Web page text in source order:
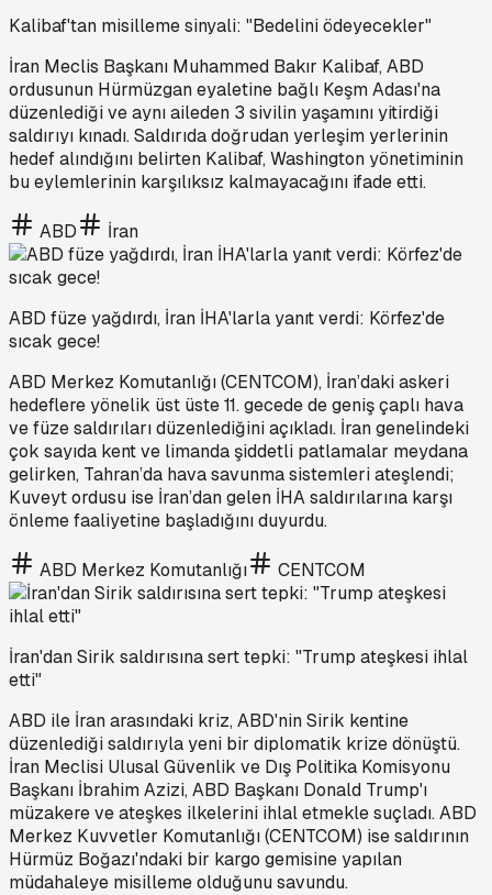
Kalibaf'tan misilleme sinyali: "Bedelini ödeyecekler"
İran Meclis Başkanı Muhammed Bakır Kalibaf, ABD
ordusunun Hürmüzgan eyaletine bağlı Keşm Adası'na
düzenlediği ve aynı aileden 3 sivilin yaşamını yitirdiği
saldırıyı kınadı. Saldırıda doğrudan yerleşim yerlerinin
hedef alındığını belirten Kalibaf, Washington yönetiminin
bu eylemlerinin karşılıksız kalmayacağını ifade etti.
ABD İran
ABD füze yağdırdı, İran İHA'larla yanıt verdi: Körfez'de
sıcak gece!
ABD Merkez Komutanlığı (CENTCOM), İran’daki askeri
hedeflere yönelik üst üste 11. gecede de geniş çaplı hava
ve füze saldırıları düzenlediğini açıkladı. İran genelindeki
çok sayıda kent ve limanda şiddetli patlamalar meydana
gelirken, Tahran’da hava savunma sistemleri ateşlendi;
Kuveyt ordusu ise İran’dan gelen İHA saldırılarına karşı
önleme faaliyetine başladığını duyurdu.
ABD Merkez Komutanlığı CENTCOM
İran'dan Sirik saldırısına sert tepki: "Trump ateşkesi ihlal
etti"
ABD ile İran arasındaki kriz, ABD'nin Sirik kentine
düzenlediği saldırıyla yeni bir diplomatik krize dönüştü.
İran Meclisi Ulusal Güvenlik ve Dış Politika Komisyonu
Başkanı İbrahim Azizi, ABD Başkanı Donald Trump'ı
müzakere ve ateşkes ilkelerini ihlal etmekle suçladı. ABD
Merkez Kuvvetler Komutanlığı (CENTCOM) ise saldırının
Hürmüz Boğazı'ndaki bir kargo gemisine yapılan
müdahaleye misilleme olduğunu savundu.